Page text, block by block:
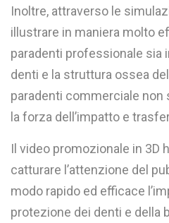
Inoltre, attraverso le
illustrare in maniera molto
paradenti professionale sia
denti e la struttura ossea
paradenti commerciale non
la forza dell’impatto e
Il video promozionale in 3D
catturare l’attenzione del
modo rapido ed efficace
protezione dei denti e della